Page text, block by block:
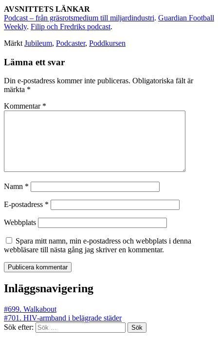
AVSNITTETS LÄNKAR
Podcast – från gräsrotsmedium till miljardindustri. Guardian Football
Weekly. Filip och Fredriks podcast.
Märkt Jubileum, Podcaster, Poddkursen
Lämna ett svar
Din e-postadress kommer inte publiceras. Obligatoriska fält är
märkta *
Kommentar *
Namn *
E-postadress *
Webbplats
Spara mitt namn, min e-postadress och webbplats i denna
webbläsare till nästa gång jag skriver en kommentar.
Inläggsnavigering
#699. Walkabout
#701. HIV-armband i belägrade städer
Sök efter: